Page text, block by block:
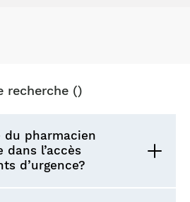
recherche ()
du pharmacien
dans l’accès
d’urgence?